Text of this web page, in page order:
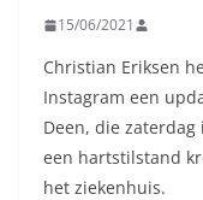
15/06/2021
Christian Eriksen
Instagram een
Deen, die
een hartstilstand
het ziekenhuis.